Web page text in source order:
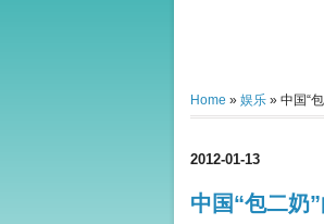
Home » 娱乐 » 中国“
2012-01-13
中国“包二奶